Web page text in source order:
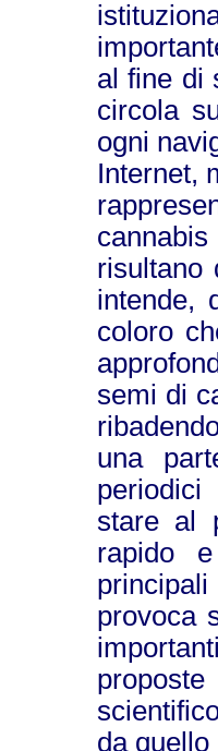
al fine di
circola
ogni
Internet,
risultano
intende,
coloro
semi di
una
stare al
rapido
provoca
da